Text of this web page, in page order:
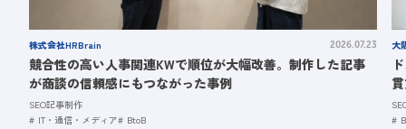
株式会社HRBrain 2026.07.23
競合性の高い人事関連KWで順位が大幅改善。制作した記事
が商談の信頼感にもつながった事例
SEO記事制作
IT・通信・メディア
BtoB
大